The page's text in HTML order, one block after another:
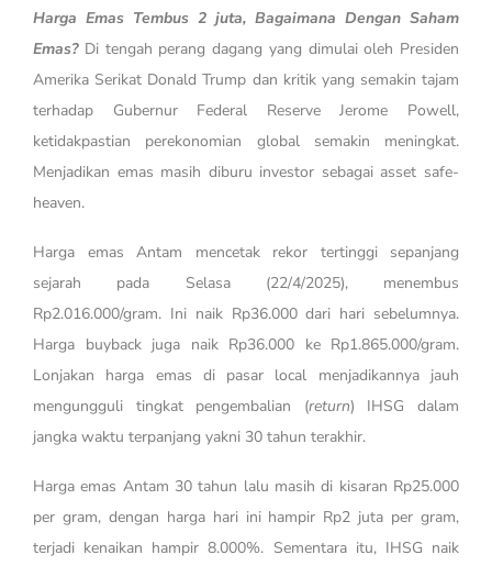
Harga Emas Tembus 2 juta, Bagaimana Dengan Saham
Emas? Di tengah perang dagang yang dimulai oleh Presiden
Amerika Serikat Donald Trump dan kritik yang semakin tajam
terhadap Gubernur Federal Reserve Jerome Powell,
ketidakpastian perekonomian global semakin meningkat.
Menjadikan emas masih diburu investor sebagai asset safe-
heaven.
Harga emas Antam mencetak rekor tertinggi sepanjang
sejarah pada Selasa (22/4/2025), menembus
Rp2.016.000/gram. Ini naik Rp36.000 dari hari sebelumnya.
Harga buyback juga naik Rp36.000 ke Rp1.865.000/gram.
Lonjakan harga emas di pasar local menjadikannya jauh
mengungguli tingkat pengembalian (return) IHSG dalam
jangka waktu terpanjang yakni 30 tahun terakhir.
Harga emas Antam 30 tahun lalu masih di kisaran Rp25.000
per gram, dengan harga hari ini hampir Rp2 juta per gram,
terjadi kenaikan hampir 8.000%. Sementara itu, IHSG naik